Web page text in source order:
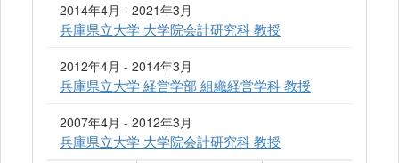
2014年4月 - 2021年3月
兵庫県立大学 大学院会計研究科 教授
2012年4月 - 2014年3月
兵庫県立大学 経営学部 組織経営学科 教授
2007年4月 - 2012年3月
兵庫県立大学 大学院会計研究科 教授